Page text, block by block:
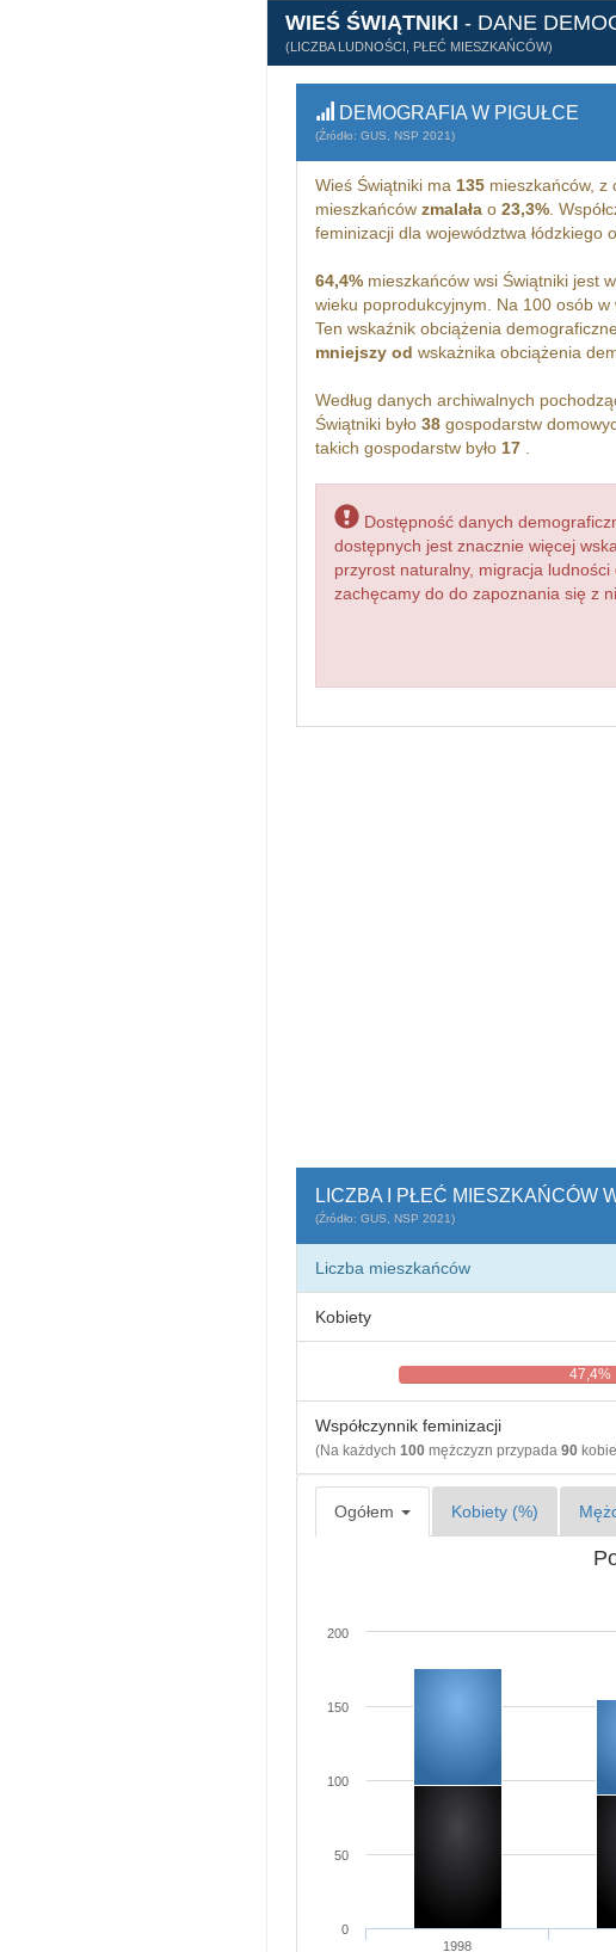
WIEŚ ŚWIĄTNIKI - DANE
(LICZBA LUDNOŚCI, PŁEĆ MIESZKAŃCÓW)
DEMOGRAFIA W PIGUŁCE
(Źródło: GUS, NSP 2021)
Wieś Świątniki ma 135mieszkańców, z
mieszkańców zmalałao 23,3%.
feminizacji dla województwa łódzkiego
64,4%mieszkańców wsi Świątniki jest
wieku poprodukcyjnym. Na 100 osób
Ten wskaźnik obciążenia
mniejszy od wskażnika obciążenia
Według danych archiwalnych
Świątniki było 38gospodarstw
takich gospodarstw było 17.
Dostępność danych
dostępnych jest znacznie więcej
przyrost naturalny, migracja
zachęcamy do do zapoznania się z
LICZBA I PŁEĆ MIESZKAŃCÓW
(Źródło: GUS, NSP 2021)
Liczba mieszkańców
Kobiety
47,4%
Współczynnik feminizacji
(Na każdych 100mężczyzn przypada 90
Ogółem Kobiety (%)
1998
0
50
100
150
200